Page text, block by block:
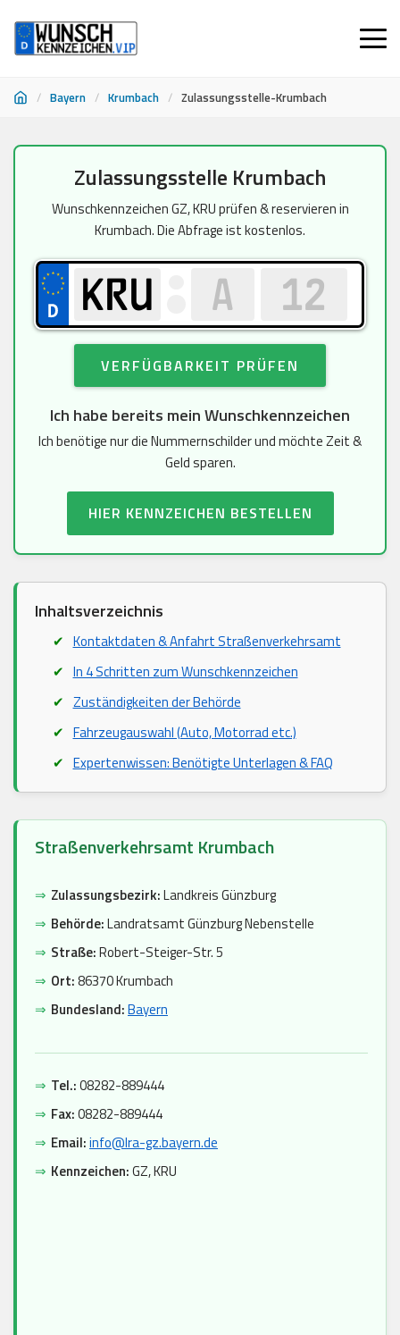
/ Bayern / Krumbach / Zulassungsstelle-Krumbach
springen
Zulassungsstelle Krumbach
Wunschkennzeichen GZ, KRU prüfen & reservieren in
Krumbach. Die Abfrage ist kostenlos.
VERFÜGBARKEIT PRÜFEN
Ich habe bereits mein Wunschkennzeichen
Ich benötige nur die Nummernschilder und möchte Zeit &
Geld sparen.
HIER KENNZEICHEN BESTELLEN
Inhaltsverzeichnis
Kontaktdaten & Anfahrt Straßenverkehrsamt
In 4 Schritten zum Wunschkennzeichen
Zuständigkeiten der Behörde
Fahrzeugauswahl (Auto, Motorrad etc.)
Expertenwissen: Benötigte Unterlagen & FAQ
Straßenverkehrsamt Krumbach
⇒ Zulassungsbezirk:Landkreis Günzburg
⇒ Behörde:Landratsamt Günzburg Nebenstelle
⇒ Straße:Robert-Steiger-Str. 5
⇒ Ort:86370 Krumbach
⇒ Bundesland:Bayern
⇒ Tel.:08282-889444
⇒ Fax:08282-889444
⇒ Email:info@lra-gz.bayern.de
⇒ Kennzeichen:GZ, KRU